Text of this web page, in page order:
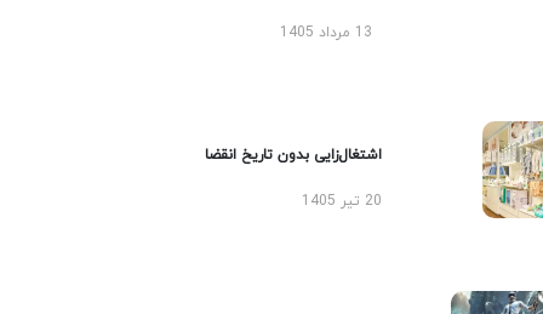
13 مرداد 1405
اشتغال‌زایی بدون تاریخ انقضا
20 تیر 1405